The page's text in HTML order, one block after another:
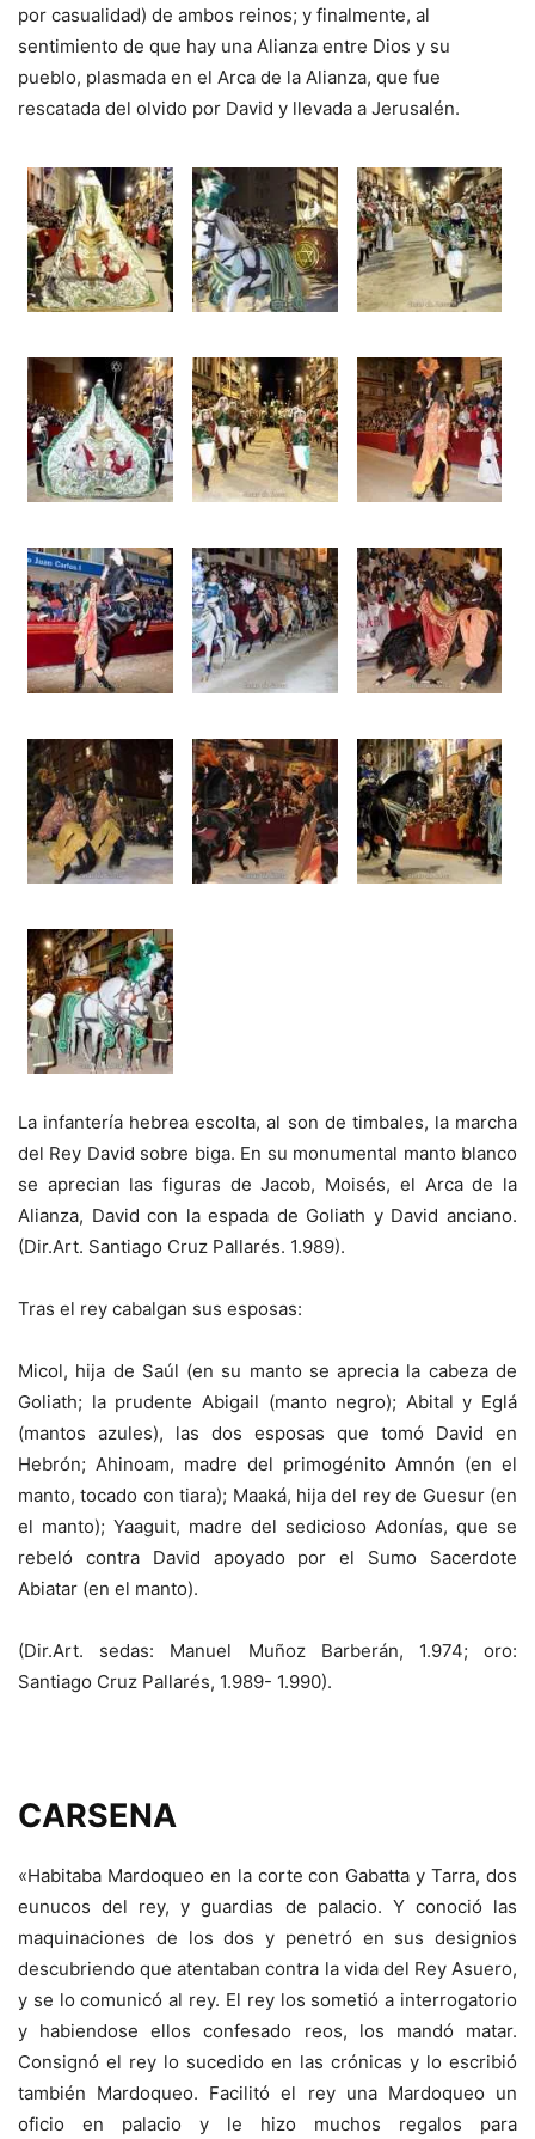
por casualidad) de ambos reinos; y finalmente, al
sentimiento de que hay una Alianza entre Dios y su
pueblo, plasmada en el Arca de la Alianza, que fue
rescatada del olvido por David y llevada a Jerusalén.
La infantería hebrea escolta, al son de timbales, la marcha
del Rey David sobre biga. En su monumental manto blanco
se aprecian las figuras de Jacob, Moisés, el Arca de la
Alianza, David con la espada de Goliath y David anciano.
(Dir.Art. Santiago Cruz Pallarés. 1.989).
Tras el rey cabalgan sus esposas:
Micol, hija de Saúl (en su manto se aprecia la cabeza de
Goliath; la prudente Abigail (manto negro); Abital y Eglá
(mantos azules), las dos esposas que tomó David en
Hebrón; Ahinoam, madre del primogénito Amnón (en el
manto, tocado con tiara); Maaká, hija del rey de Guesur (en
el manto); Yaaguit, madre del sedicioso Adonías, que se
rebeló contra David apoyado por el Sumo Sacerdote
Abiatar (en el manto).
(Dir.Art. sedas: Manuel Muñoz Barberán, 1.974; oro:
Santiago Cruz Pallarés, 1.989- 1.990).
CARSENA
«Habitaba Mardoqueo en la corte con Gabatta y Tarra, dos
eunucos del rey, y guardias de palacio. Y conoció las
maquinaciones de los dos y penetró en sus designios
descubriendo que atentaban contra la vida del Rey Asuero,
y se lo comunicó al rey. El rey los sometió a interrogatorio
y habiendose ellos confesado reos, los mandó matar.
Consignó el rey lo sucedido en las crónicas y lo escribió
también Mardoqueo. Facilitó el rey una Mardoqueo un
oficio en palacio y le hizo muchos regalos para